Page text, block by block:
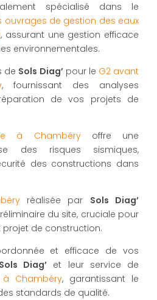
spécialisé dans le
ouvrages de gestion des eaux
, assurant une gestion efficace
environnementales.
de Sols Diag’pour le G2 avant
, fournissant des analyses
de vos projets de
à Chambéryoffre une
des risques sismiques,
des constructions dans
réalisée par Sols Diag’
du site, cruciale pour
de construction.
et efficace de vos
Sols Diag’ et leur service de
Chambéry, garantissant le
standards de qualité.